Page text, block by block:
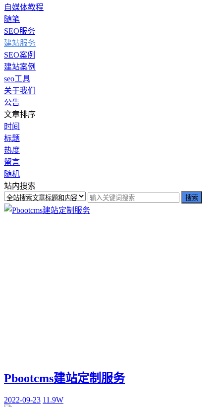
自媒体教程
随笔
SEO服务
建站服务
SEO案例
建站案例
seo工具
关于我们
公告
文章排序
时间
标题
热度
留言
随机
站内搜索
Pbootcms建站定制服务
2022-09-23 11.9W